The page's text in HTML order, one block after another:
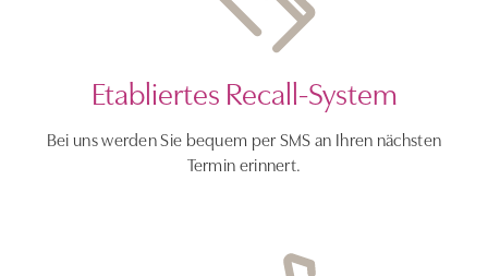
Etabliertes Recall-System
Bei uns werden Sie bequem per SMS an Ihren nächsten
Termin erinnert.